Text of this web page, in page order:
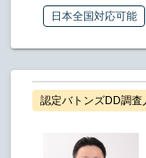
日本全国対応可能
認定バトンズDD調査